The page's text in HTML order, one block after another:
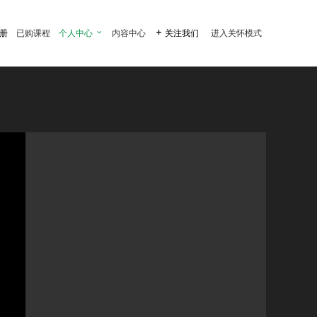
已购课程 个人中心  内容中心  关注我们 进入关怀模式